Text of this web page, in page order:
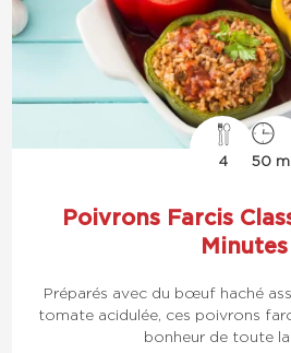
4 50
Poivrons Farcis
Minutes
Préparés avec du bœuf haché
tomate acidulée, ces poivrons
bonheur de toute la